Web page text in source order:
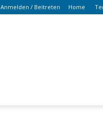
Anmelden / Beitreten Home